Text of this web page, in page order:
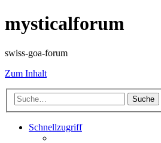
mysticalforum
swiss-goa-forum
Zum Inhalt
Suche
Schnellzugriff